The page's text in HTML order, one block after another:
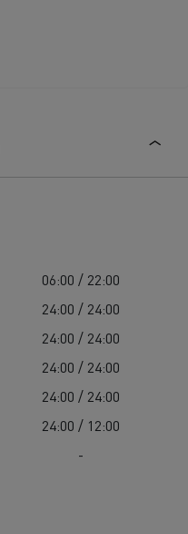
06:00 / 22:00
24:00 / 24:00
24:00 / 24:00
24:00 / 24:00
24:00 / 24:00
24:00 / 12:00
-